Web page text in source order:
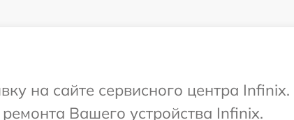
на сайте сервисного центра
Вашего устройства Infinix.